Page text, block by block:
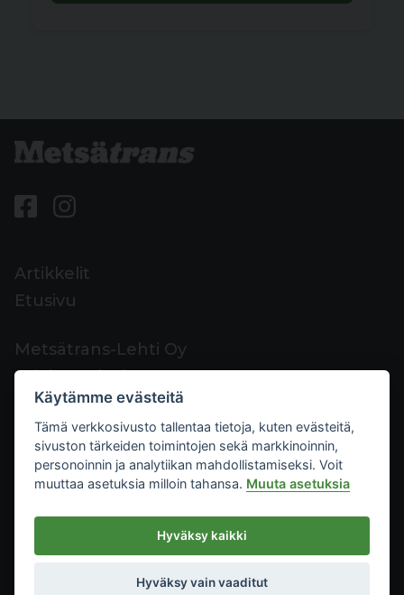
Artikkelit
Etusivu
Metsätrans-Lehti Oy
Asiakaspalvelu
Yhteystiedot
Palaute
Mediakortti
Metsätrans-Lehti Oy
2026
Tietosuoja
Käytämme evästeitä
Tämä verkkosivusto tallentaa tietoja, kuten evästeitä,
sivuston tärkeiden toimintojen sekä markkinoinnin,
personoinnin ja analytiikan mahdollistamiseksi. Voit
muuttaa asetuksia milloin tahansa. Muuta asetuksia
Hyväksy kaikki
Hyväksy vain vaaditut